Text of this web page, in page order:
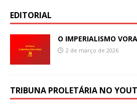
EDITORIAL
O IMPERIALISMO
2 de março de 2026
TRIBUNA PROLETÁRIA NO